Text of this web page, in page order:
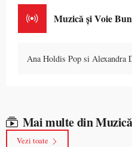
Muzică și Voie
Ana Holdis Pop si Alexandra
Mai multe din
Vezi toate